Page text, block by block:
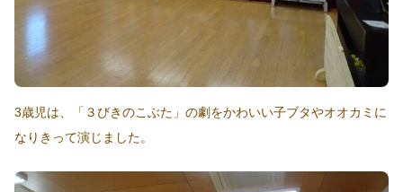
3歳児は、「３びきのこぶた」の劇をかわいい子ブタやオオカミに
なりきって演じました。